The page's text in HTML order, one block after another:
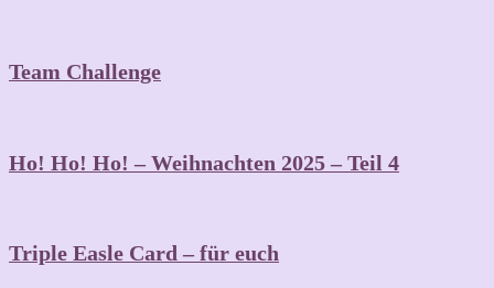
Team Challenge
Ho! Ho! Ho! – Weihnachten 2025 – Teil 4
Triple Easle Card – für euch